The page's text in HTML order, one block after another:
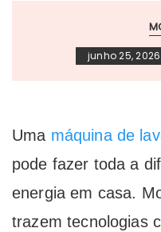
junho 25, 2026
Uma máquina de
pode fazer toda a
energia em casa.
trazem tecnologias